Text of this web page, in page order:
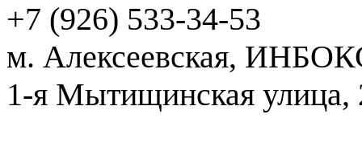
+7 (926) 533-34-53
м. Алексеевская,
1-я Мытищинская улица,